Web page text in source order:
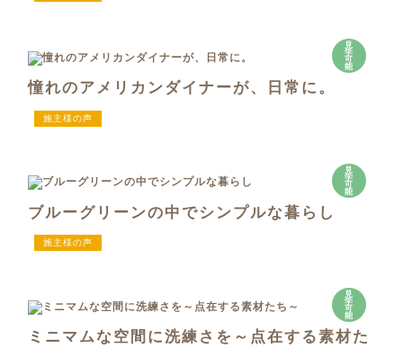
見
学
可
能
憧れのアメリカンダイナーが、日常に。
施主様の声
見
学
可
能
ブルーグリーンの中でシンプルな暮らし
施主様の声
見
学
可
能
ミニマムな空間に洗練さを～点在する素材た